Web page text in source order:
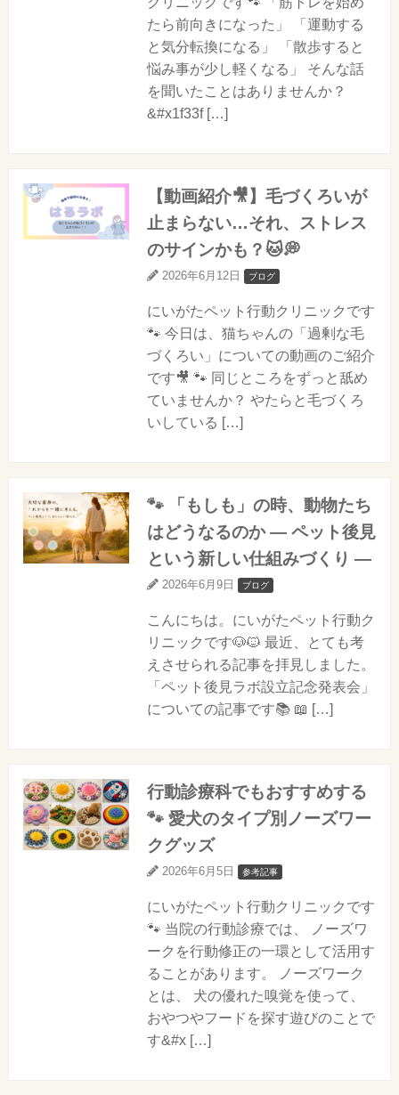
たら前向きになった」 「運動する
と気分転換になる」 「散歩すると
悩み事が少し軽くなる」 そんな話
を聞いたことはありませんか？
&#x1f33f […]
【動画紹介🎥】毛づくろいが
止まらない…それ、ストレス
のサインかも？🐱💭
2026年6月12日 ブログ
にいがたペット行動クリニックです
🐾 今日は、猫ちゃんの「過剰な毛
づくろい」についての動画のご紹介
です🎥 🐾 同じところをずっと舐め
ていませんか？ やたらと毛づくろ
いしている […]
🐾 「もしも」の時、動物たち
はどうなるのか ― ペット後見
という新しい仕組みづくり ―
2026年6月9日 ブログ
こんにちは。にいがたペット行動ク
リニックです🐶🐱 最近、とても考
えさせられる記事を拝見しました。
「ペット後見ラボ設立記念発表会」
についての記事です📚 📖 […]
行動診療科でもおすすめする
🐾 愛犬のタイプ別ノーズワー
クグッズ
2026年6月5日 参考記事
にいがたペット行動クリニックです
🐾 当院の行動診療では、 ノーズワ
ークを行動修正の一環として活用す
ることがあります。 ノーズワーク
とは、 犬の優れた嗅覚を使って、
おやつやフードを探す遊びのことで
す&#x […]